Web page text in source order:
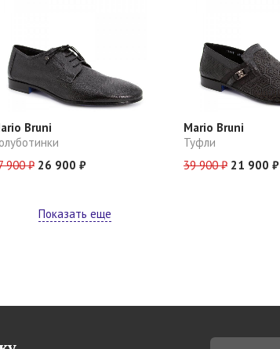
Bruni
900 ₽ 26 900 ₽
Mario Bruni
Туфли
39 900 ₽ 21 900 ₽
Показать еще